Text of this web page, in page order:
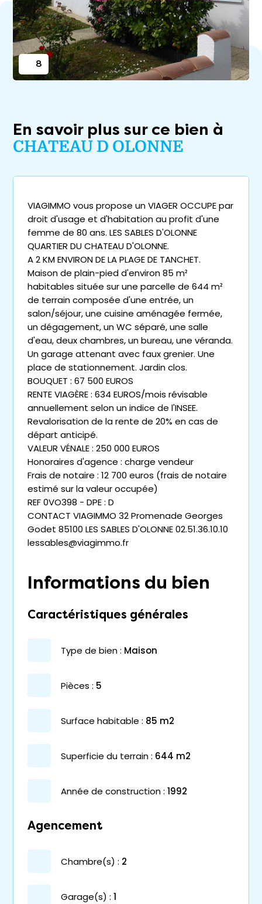
8
En savoir plus sur ce bien à
CHATEAU D OLONNE
VIAGIMMO vous propose un VIAGER OCCUPE par
droit d'usage et d'habitation au profit d'une
femme de 80 ans. LES SABLES D'OLONNE
QUARTIER DU CHATEAU D'OLONNE.
A 2 KM ENVIRON DE LA PLAGE DE TANCHET.
Maison de plain-pied d'environ 85 m²
habitables située sur une parcelle de 644 m²
de terrain composée d'une entrée, un
salon/séjour, une cuisine aménagée fermée,
un dégagement, un WC séparé, une salle
d'eau, deux chambres, un bureau, une véranda.
Un garage attenant avec faux grenier. Une
place de stationnement. Jardin clos.
BOUQUET : 67 500 EUROS
RENTE VIAGÈRE : 634 EUROS/mois révisable
annuellement selon un indice de l'INSEE.
Revalorisation de la rente de 20% en cas de
départ anticipé.
VALEUR VÉNALE : 250 000 EUROS
Honoraires d'agence : charge vendeur
Frais de notaire : 12 700 euros (frais de notaire
estimé sur la valeur occupée)
REF 0VO398 - DPE : D
CONTACT VIAGIMMO 32 Promenade Georges
Godet 85100 LES SABLES D'OLONNE 02.51.36.10.10
lessables@viagimmo.fr
Informations du bien
Caractéristiques générales
type de bien : maison
pièces : 5
surface habitable : 85 m2
superficie du terrain : 644 m2
année de construction : 1992
Agencement
chambre(s) : 2
garage(s) : 1